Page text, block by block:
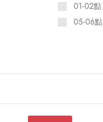
01-02點
05-06點